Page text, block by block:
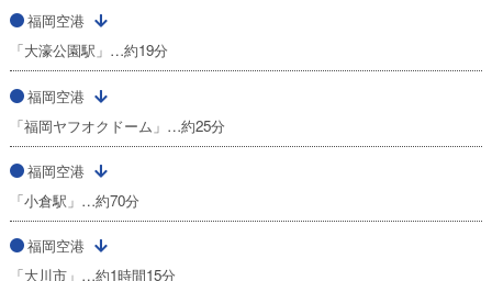
福岡空港
「大濠公園駅」…約19分
福岡空港
「福岡ヤフオクドーム」…約25分
福岡空港
「小倉駅」…約70分
福岡空港
「大川市」…約1時間15分